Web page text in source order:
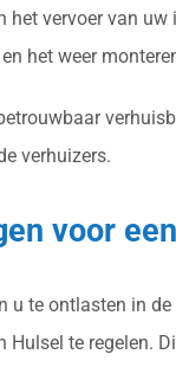
vervoer van
het weer
verhuizers.
voor
te ontlasten in
te regelen.